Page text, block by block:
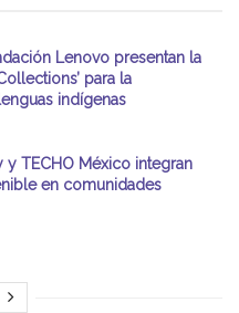
Lenovo presentan la
para la
indígenas
y TECHO México integran
en comunidades